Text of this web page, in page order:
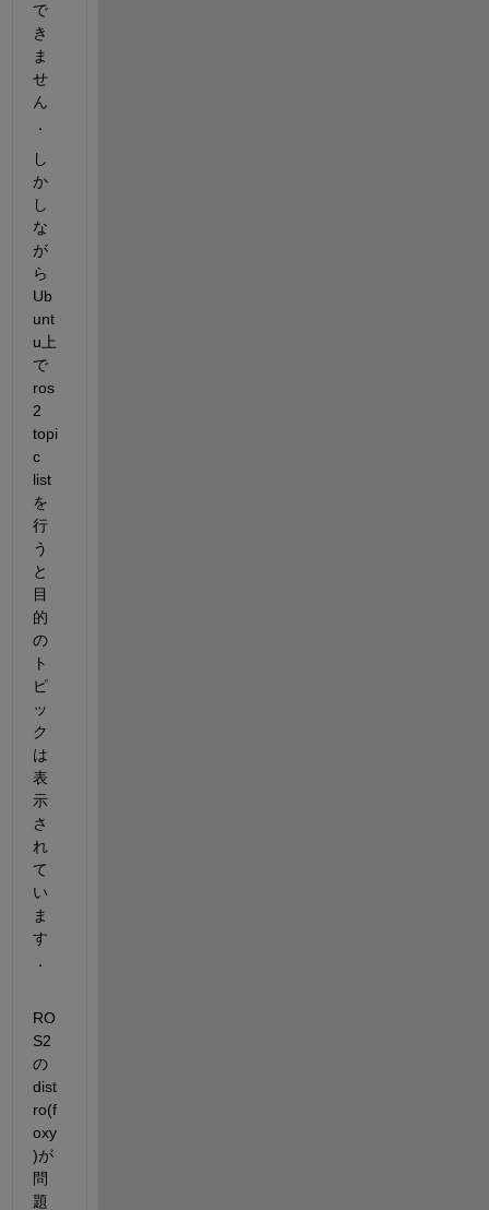
で
き
ま
せ
ん
．
し
か
し
な
が
ら
Ub
unt
u上
で
ros
2
topi
c
list
を
行
う
と
目
的
の
ト
ピ
ッ
ク
は
表
示
さ
れ
て
い
ま
す
．
RO
S2
の
dist
ro(f
oxy
)が
問
題